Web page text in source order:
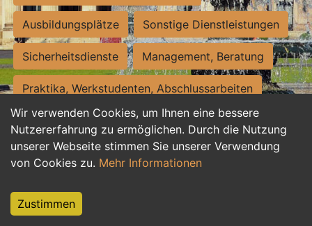
Wir verwenden Cookies, um Ihnen eine bessere
Nutzererfahrung zu ermöglichen. Durch die Nutzung
unserer Webseite stimmen Sie unserer Verwendung
von Cookies zu. Mehr Informationen
Zustimmen
Ausbildungsplätze Sonstige Dienstleistungen
Sicherheitsdienste Management, Beratung
Praktika, Werkstudenten, Abschlussarbeiten
Personalwesen Assistenz, Sekretariat
Hilfskräfte, Aushilfs- und Nebenjobs
Weiterbildung, Studium, duale Ausbildung